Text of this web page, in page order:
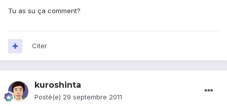
Tu as su ça comment?
Citer
kuroshinta
Posté(e) 29 septembre 2011